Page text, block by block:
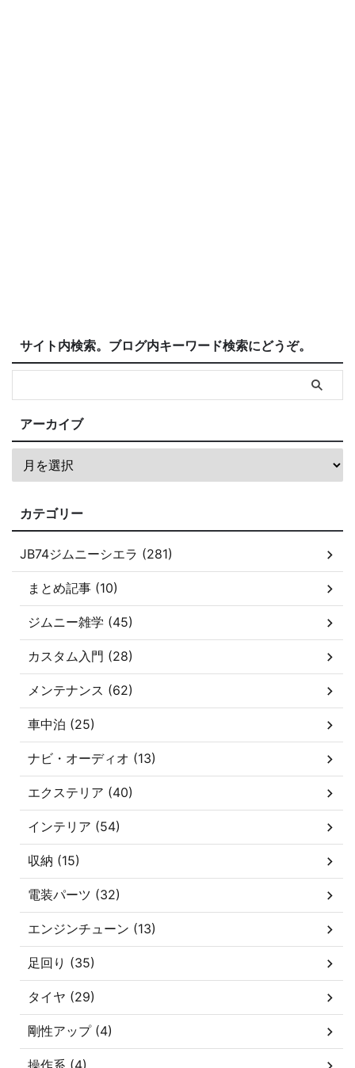
サイト内検索。ブログ内キーワード検索にどうぞ。
アーカイブ
カテゴリー
JB74ジムニーシエラ (281)
まとめ記事 (10)
ジムニー雑学 (45)
カスタム入門 (28)
メンテナンス (62)
車中泊 (25)
ナビ・オーディオ (13)
エクステリア (40)
インテリア (54)
収納 (15)
電装パーツ (32)
エンジンチューン (13)
足回り (35)
タイヤ (29)
剛性アップ (4)